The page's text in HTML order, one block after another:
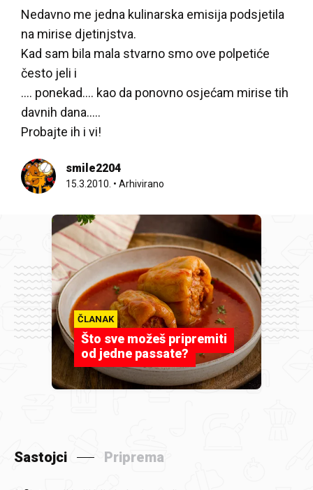
Nedavno me jedna kulinarska emisija podsjetila
na mirise djetinjstva.
Kad sam bila mala stvarno smo ove polpetiće
često jeli i
.... ponekad…. kao da ponovno osjećam mirise tih
davnih dana…..
Probajte ih i vi!
smile2204
15.3.2010. • Arhivirano
ČLANAK
Što sve možeš pripremiti
od jedne passate?
Sastojci Priprema